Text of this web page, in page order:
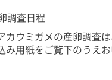
調査日程
カウミガメの産卵調査
み用紙をご覧下のうえ